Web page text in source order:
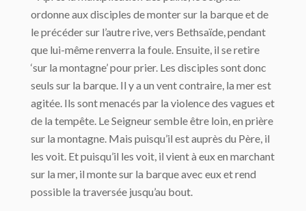
ordonne aux disciples de monter sur la barque et de
le précéder sur l’autre rive, vers Bethsaïde, pendant
que lui-même renverra la foule. Ensuite, il se retire
‘sur la montagne’ pour prier. Les disciples sont donc
seuls sur la barque. Il y a un vent contraire, la mer est
agitée. Ils sont menacés par la violence des vagues et
de la tempête. Le Seigneur semble être loin, en prière
sur la montagne. Mais puisqu’il est auprès du Père, il
les voit. Et puisqu’il les voit, il vient à eux en marchant
sur la mer, il monte sur la barque avec eux et rend
possible la traversée jusqu’au bout.